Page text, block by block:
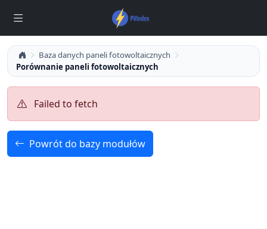
Baza danych paneli fotowoltaicznych
Porównanie paneli fotowoltaicznych
Failed to fetch
Powrót do bazy modułów